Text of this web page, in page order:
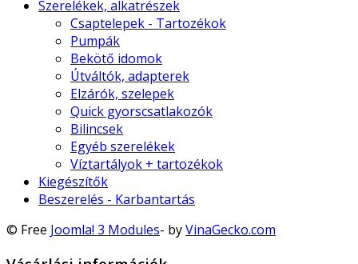
Szerelékek, alkatrészek
Csaptelepek - Tartozékok
Pumpák
Bekötő idomok
Útváltók, adapterek
Elzárók, szelepek
Quick gyorscsatlakozók
Bilincsek
Egyéb szerelékek
Víztartályok + tartozékok
Kiegészítők
Beszerelés - Karbantartás
© Free Joomla! 3 Modules- byVinaGecko.com